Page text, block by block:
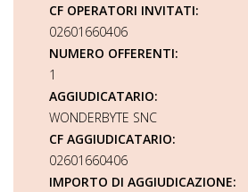
CF OPERATORI INVITATI:
02601660406
NUMERO OFFERENTI:
1
AGGIUDICATARIO:
WONDERBYTE SNC
CF AGGIUDICATARIO:
02601660406
IMPORTO DI AGGIUDICAZIONE: